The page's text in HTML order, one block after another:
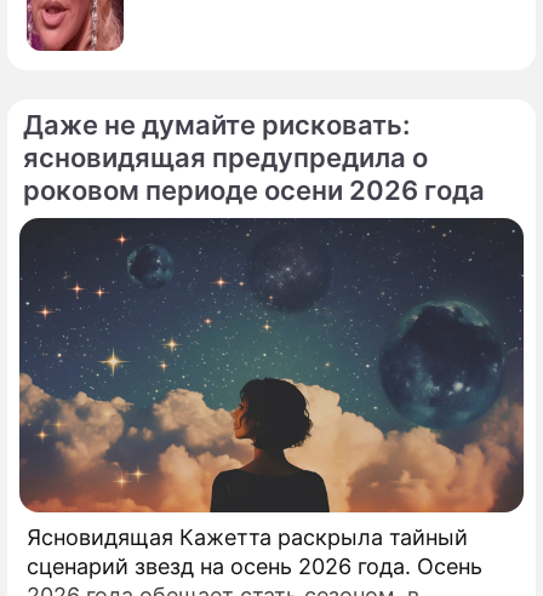
Даже не думайте рисковать:
ясновидящая предупредила о
роковом периоде осени 2026 года
Ясновидящая Кажетта раскрыла тайный
сценарий звезд на осень 2026 года. Осень